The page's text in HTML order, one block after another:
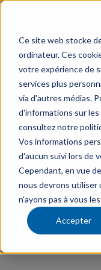
Ce site web stocke
ordinateur. Ces
votre expérience de
services plus
via d'autres médias.
d'informations sur
consultez notre
Vos informations
d'aucun suivi lors de
Cependant, en vue
nous devrons utiliser
n'ayons pas à vous
Accepter